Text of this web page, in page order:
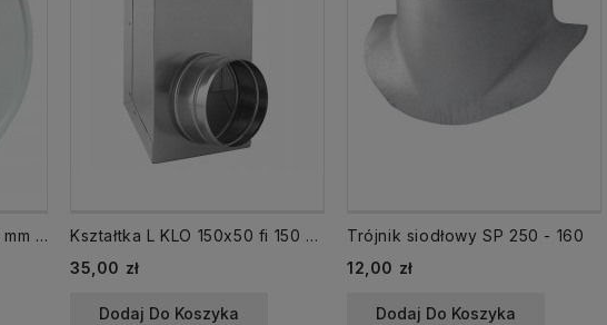
Rozeta maskownica fi 180 mm biała kołnierz
Kształtka L KLO 150x50 fi 150 mm
Cena
35,00 zł
Dodaj Do Koszyka
Trójnik siodłowy SP 250 - 160
Cena
12,00 zł
Dodaj Do Koszyka